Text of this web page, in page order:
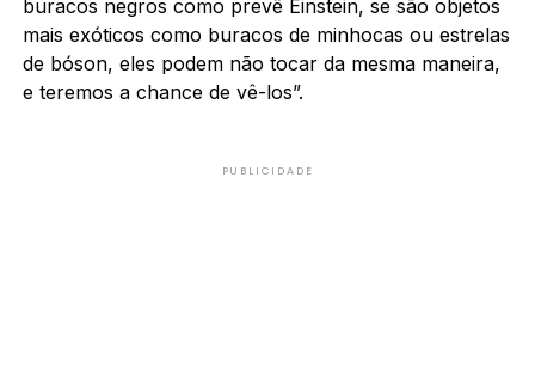
buracos negros como prevê Einstein, se são objetos
mais exóticos como buracos de minhocas ou estrelas
de bóson, eles podem não tocar da mesma maneira,
e teremos a chance de vê-los”.
PUBLICIDADE